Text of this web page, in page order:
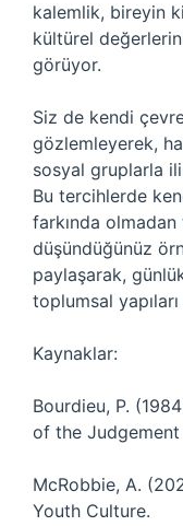
kalemlik, bireyin
kültürel
görüyor.
Siz de kendi
gözlemleyerek,
sosyal gruplarla
Bu tercihlerde
farkında
düşündüğünüz
paylaşarak,
toplumsal
Kaynaklar:
Bourdieu, P.
of the Judgement
McRobbie, A.
Youth Culture.